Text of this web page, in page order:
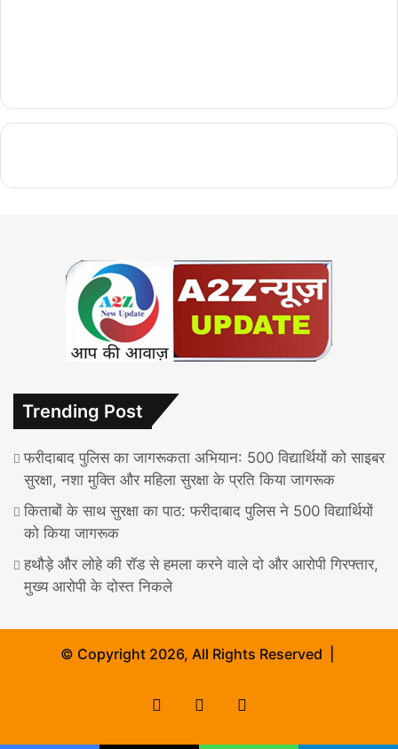
Trending Post
फरीदाबाद पुलिस का जागरूकता अभियान: 500 विद्यार्थियों को साइबर
सुरक्षा, नशा मुक्ति और महिला सुरक्षा के प्रति किया जागरूक
किताबों के साथ सुरक्षा का पाठ: फरीदाबाद पुलिस ने 500 विद्यार्थियों
को किया जागरूक
हथौड़े और लोहे की रॉड से हमला करने वाले दो और आरोपी गिरफ्तार,
मुख्य आरोपी के दोस्त निकले
© Copyright 2026, All Rights Reserved |
Facebook